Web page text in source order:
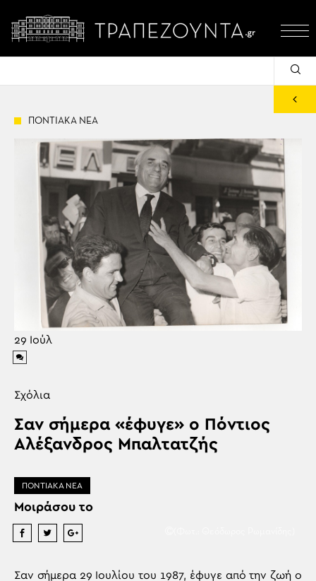
ΠΟΝΤΙΑΚΑ ΝΕΑ
29 Ιούλ
Σχόλια
Σαν σήμερα «έφυγε» ο Πόντιος
Αλέξανδρος Μπαλτατζής
ΠΟΝΤΙΑΚΑ ΝΕΑ
Μοιράσου το
Σαν σήμερα 29 Ιουλίου του 1987, έφυγε από την ζωή ο